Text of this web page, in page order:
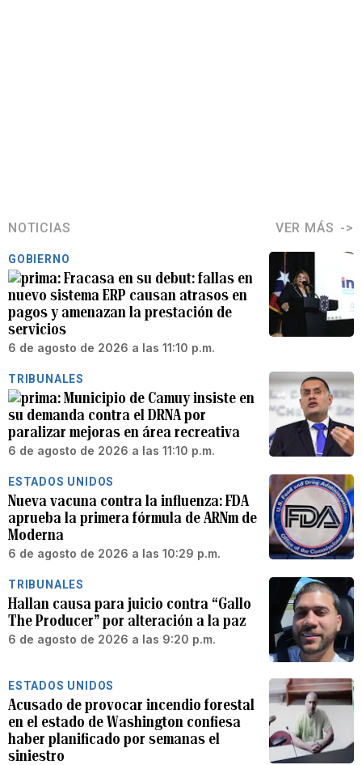
NOTICIAS VER MÁS
GOBIERNO
Fracasa en su debut: fallas en
nuevo sistema ERP causan atrasos en
pagos y amenazan la prestación de
servicios
6 de agosto de 2026 a las 11:10 p.m.
TRIBUNALES
Municipio de Camuy insiste en
su demanda contra el DRNA por
paralizar mejoras en área recreativa
6 de agosto de 2026 a las 11:10 p.m.
ESTADOS UNIDOS
Nueva vacuna contra la influenza: FDA
aprueba la primera fórmula de ARNm de
Moderna
6 de agosto de 2026 a las 10:29 p.m.
TRIBUNALES
Hallan causa para juicio contra “Gallo
The Producer” por alteración a la paz
6 de agosto de 2026 a las 9:20 p.m.
ESTADOS UNIDOS
Acusado de provocar incendio forestal
en el estado de Washington confiesa
haber planificado por semanas el
siniestro